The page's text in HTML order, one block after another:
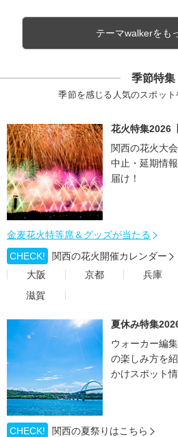
テーマwalkerをも
季節特集
季節を感じる人気のスポッ
花火特集2026
関西の花火大
中止・延期情
届け！
金麦花火特等席＆グッズが当たる
CHECK!
関西の花火開催カレンダー
大阪
京都 兵庫
滋賀
夏休み特集
ウォーカー編
の楽しみ方を
かけスポット
CHECK!
関西の夏祭りはこちら